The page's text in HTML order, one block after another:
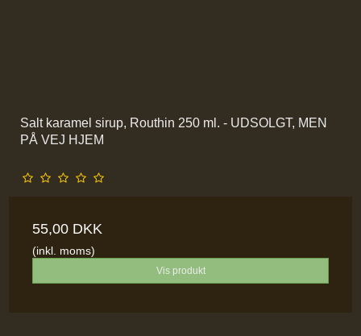
Salt karamel sirup, Routhin 250 ml. - UDSOLGT, MEN
PÅ VEJ HJEM
55,00 DKK
(inkl. moms)
Vis produkt